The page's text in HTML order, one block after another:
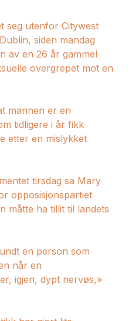
seg utenfor Citywest
siden mandag
av en 26 år gammel
overgrepet mot en
mannen er en
tidligere i år fikk
etter en mislykket
tirsdag sa Mary
opposisjonspartiet
måtte ha tillit til landets
en person som
når en
igjen, dypt nervøs,»